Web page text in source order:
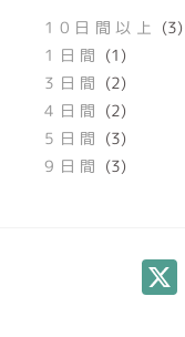
10日間以上 (3)
1日間 (1)
3日間 (2)
4日間 (2)
5日間 (3)
9日間 (3)